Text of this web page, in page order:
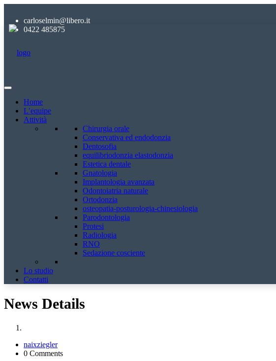
carloselmin@libero.it
0422 485875
Home
L’equipe
Attività
Chirurgia orale
Conservativa ed endodonzia
Dentosofia
equilibriodonzia elastodonzia
Estetica dentale
Gnatologia
Implantologia avanzata
Odontoiatria naturale
Ortodonzia
osteopatia-posturologia-chinesiologia
Parodontologia
Protesi
Radiologia
RNO
Sedazione cosciente
Lo studio
Contatti
News Details
naixziegler
0 Comments